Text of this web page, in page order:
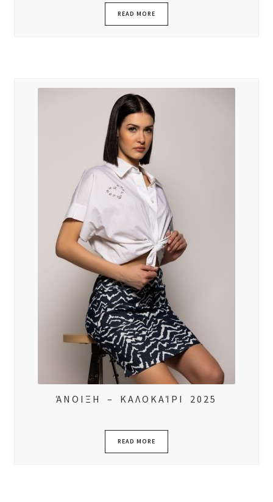
READ MORE
ΆΝΟΙΞΗ – ΚΑΛΟΚΑΊΡΙ 2025
READ MORE